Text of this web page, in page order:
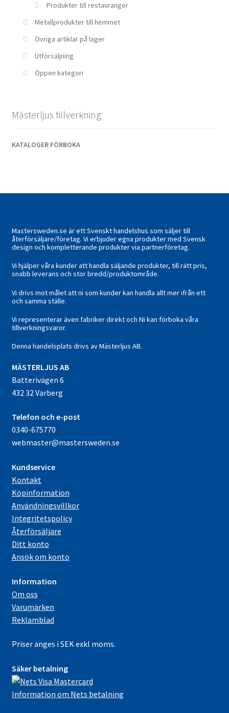
Produkter till restauranger
Metallprodukter till hemmet
Övriga artiklar på lager
Utförsäljning
Öppen kategori
Mästerljus tillverkning
KATALOGER FÖRBOKA
Mastersweden.se är ett Svenskt handelshus som säljer till
återförsäljare/företag. Vi erbjuder egna produkter med Svensk
design och kompletterande produkter via partnerföretag.
Vi hjälper våra kunder att handla säljande produkter, till rätt pris,
snabb leverans och stor bredd/produktområde.
Vi drivs mot målet att ni som kunder kan handla allt mer ifrån ett
och samma ställe.
Vi representerar även fabriker direkt och Ni kan förboka våra
tillverkningsvaror.
Denna handelsplats drivs av Mästerljus AB.
MÄSTERLJUS AB
Batterivägen 6
432 32 Varberg
Telefon och e-post
0340-675770
webmaster@mastersweden.se
Kundservice
Kontakt
Köpinformation
Användningsvillkor
Integritetspolicy
Återförsäljare
Ditt konto
Ansök om konto
Information
Om oss
Varumärken
Reklamblad
Priser anges i SEK exkl moms.
Säker betalning
Information om Nets betalning